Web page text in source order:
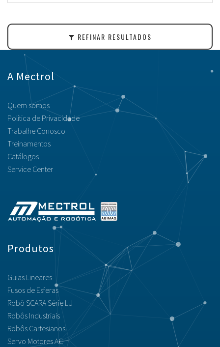
REFINAR RESULTADOS
A Mectrol
Quem somos
Política de Privacidade
Trabalhe Conosco
Treinamentos
Catálogos
Service Center
Produtos
Guias Lineares
Fusos de Esferas
Robô SCARA Série LU
Robôs Industriais
Robôs Cartesianos
Servo Motores AC